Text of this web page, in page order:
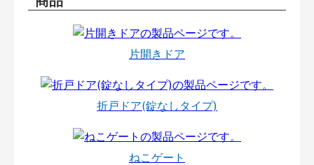
片開きドア
折戸ドア(錠なしタイプ)
ねこゲート